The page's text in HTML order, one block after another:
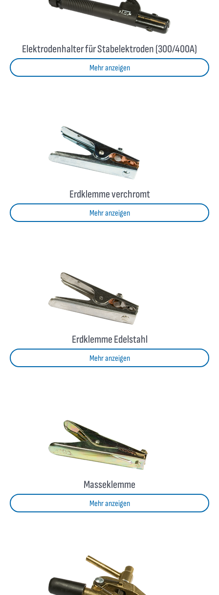
Elektrodenhalter für Stabelektroden (300/400A)
Mehr anzeigen
Erdklemme verchromt
Mehr anzeigen
Erdklemme Edelstahl
Mehr anzeigen
Masseklemme
Mehr anzeigen